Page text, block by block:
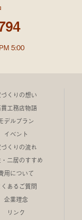
5:00
くりの想い
工務店物語
デルプラン
イベント
くりの流れ
二居のすすめ
用について
くあるご質問
企業理念
リンク